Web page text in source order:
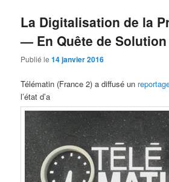
La Digitalisation de la
— En Quête de Solution
Publié le14 janvier 2016
Télématin (France 2) a diffusé un
l’état d’a